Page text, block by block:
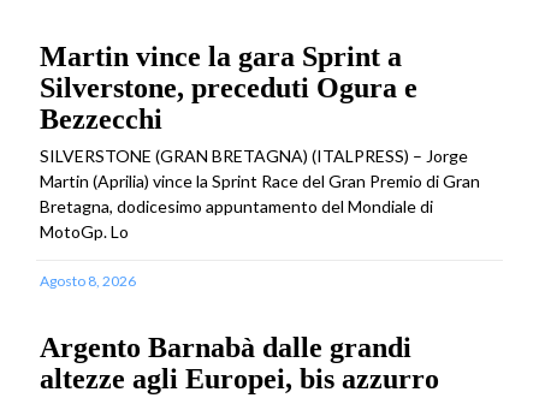
Martin vince la gara Sprint a
Silverstone, preceduti Ogura e
Bezzecchi
SILVERSTONE (GRAN BRETAGNA) (ITALPRESS) – Jorge
Martin (Aprilia) vince la Sprint Race del Gran Premio di Gran
Bretagna, dodicesimo appuntamento del Mondiale di
MotoGp. Lo
Agosto 8, 2026
Argento Barnabà dalle grandi
altezze agli Europei, bis azzurro